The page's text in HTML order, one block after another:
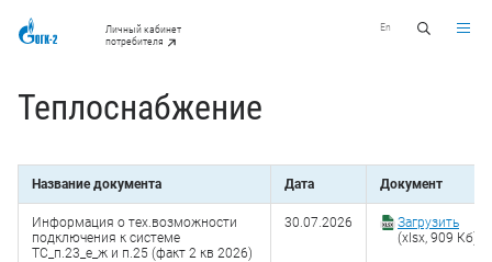
Личный кабинет
потребителя
En
Теплоснабжение
Название документа Дата Документ
Информация о тех.возможности
подключения к системе
ТС_п.23_е_ж и п.25 (факт 2 кв 2026)
30.07.2026
Загрузить
(xlsx, 909 Кб)